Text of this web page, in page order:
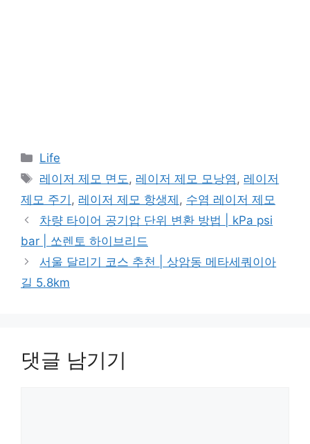
카
테
고
리
Life
태
그
레이저 제모 면도 , 레이저 제모 모낭염 , 레이저
제모 주기 , 레이저 제모 항생제 , 수염 레이저 제모
차량 타이어 공기압 단위 변환 방법 | kPa psi
bar | 쏘렌토 하이브리드
서울 달리기 코스 추천 | 상암동 메타세쿼이아
길 5.8km
댓글 남기기